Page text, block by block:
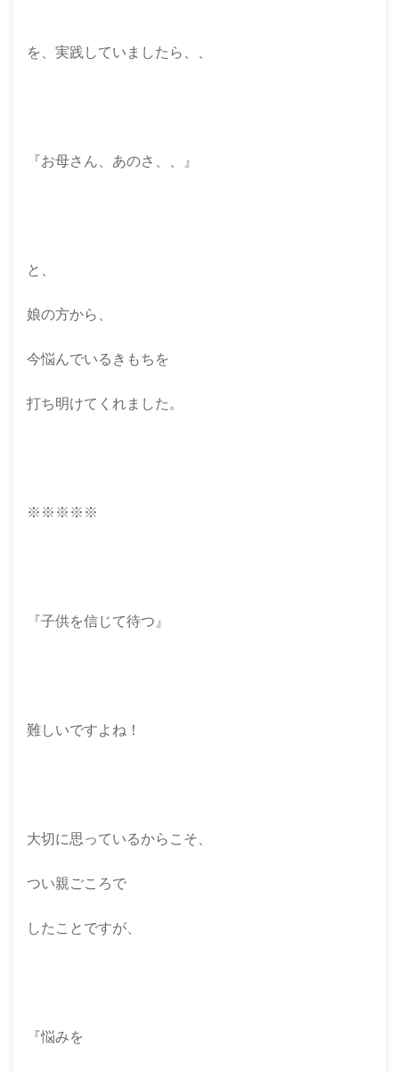
を、実践していましたら、、
『お母さん、あのさ、、』
と、
娘の方から、
今悩んでいるきもちを
打ち明けてくれました。
※※※※※
『子供を信じて待つ』
難しいですよね！
大切に思っているからこそ、
つい親ごころで
したことですが、
『悩みを